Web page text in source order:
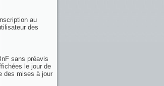
au
des
sans préavis
le jour de
des mises à jour